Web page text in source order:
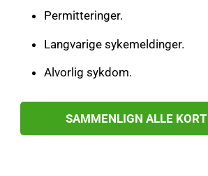
Permitteringer.
Langvarige sykemeldinger.
Alvorlig sykdom.
SAMMENLIGN ALLE KORT